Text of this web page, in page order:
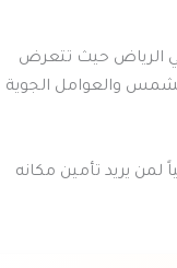
مهم جداً في الرياض حيث تتعرض
والعوامل الجوية
لمن يريد تأمين مكانه